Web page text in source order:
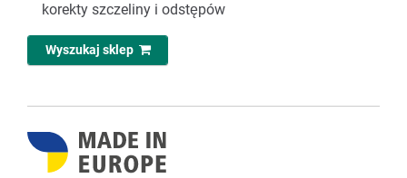
korekty szczeliny i odstępów
Wyszukaj sklep